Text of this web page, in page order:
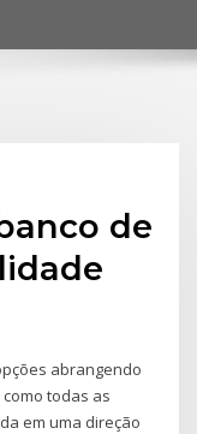
de
abrangendo
todas as
em uma direção